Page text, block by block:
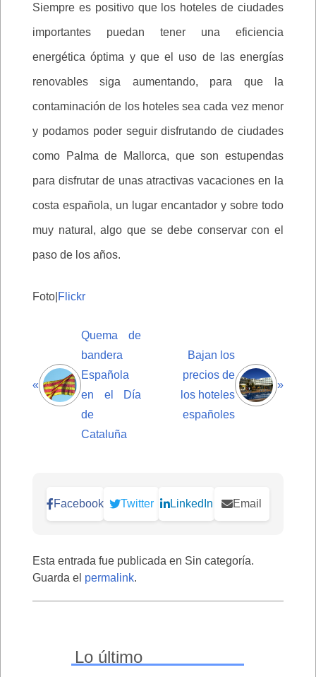
Siempre es positivo que los hoteles de ciudades
importantes puedan tener una eficiencia
energética óptima y que el uso de las energías
renovables siga aumentando, para que la
contaminación de los hoteles sea cada vez menor
y podamos poder seguir disfrutando de ciudades
como Palma de Mallorca, que son estupendas
para disfrutar de unas atractivas vacaciones en la
costa española, un lugar encantador y sobre todo
muy natural, algo que se debe conservar con el
paso de los años.
Foto| Flickr
«
Quema de
bandera
Española
en el Día
de
Cataluña
Bajan los
precios de
los hoteles
españoles
»
Facebook Twitter LinkedIn Email
Esta entrada fue publicada en Sin categoría.
Guarda el permalink.
Lo último